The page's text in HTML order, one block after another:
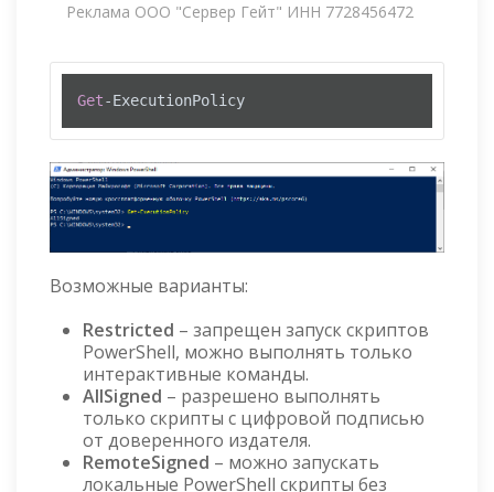
Реклама ООО "Сервер Гейт" ИНН 7728456472
Get-ExecutionPolicy
Возможные варианты:
Restricted – запрещен запуск скриптов
PowerShell, можно выполнять только
интерактивные команды.
AllSigned – разрешено выполнять
только скрипты с цифровой подписью
от доверенного издателя.
RemoteSigned – можно запускать
локальные PowerShell скрипты без